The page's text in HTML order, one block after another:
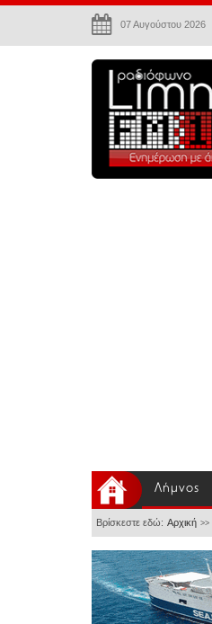
07 Αυγούστου 2026
Λήμνος
Βρίσκεστε εδώ: Αρχική >>